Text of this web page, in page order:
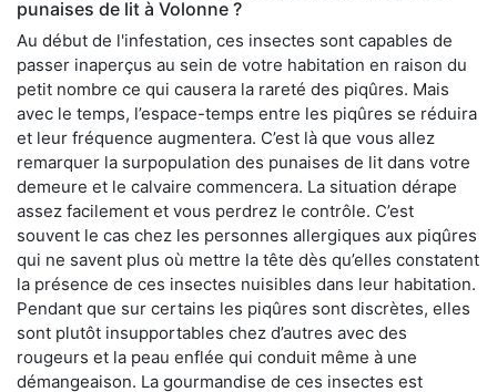
punaises de lit à Volonne ?
Au début de l'infestation, ces insectes sont capables de
passer inaperçus au sein de votre habitation en raison du
petit nombre ce qui causera la rareté des piqûres. Mais
avec le temps, l’espace-temps entre les piqûres se réduira
et leur fréquence augmentera. C’est là que vous allez
remarquer la surpopulation des punaises de lit dans votre
demeure et le calvaire commencera. La situation dérape
assez facilement et vous perdrez le contrôle. C’est
souvent le cas chez les personnes allergiques aux piqûres
qui ne savent plus où mettre la tête dès qu’elles constatent
la présence de ces insectes nuisibles dans leur habitation.
Pendant que sur certains les piqûres sont discrètes, elles
sont plutôt insupportables chez d’autres avec des
rougeurs et la peau enflée qui conduit même à une
démangeaison. La gourmandise de ces insectes est